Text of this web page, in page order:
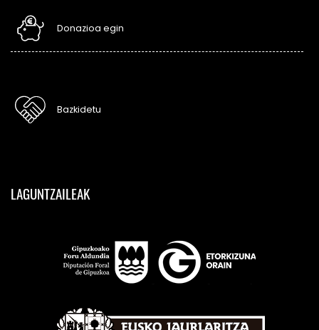
Donazioa egin
Bazkidetu
LAGUNTZAILEAK